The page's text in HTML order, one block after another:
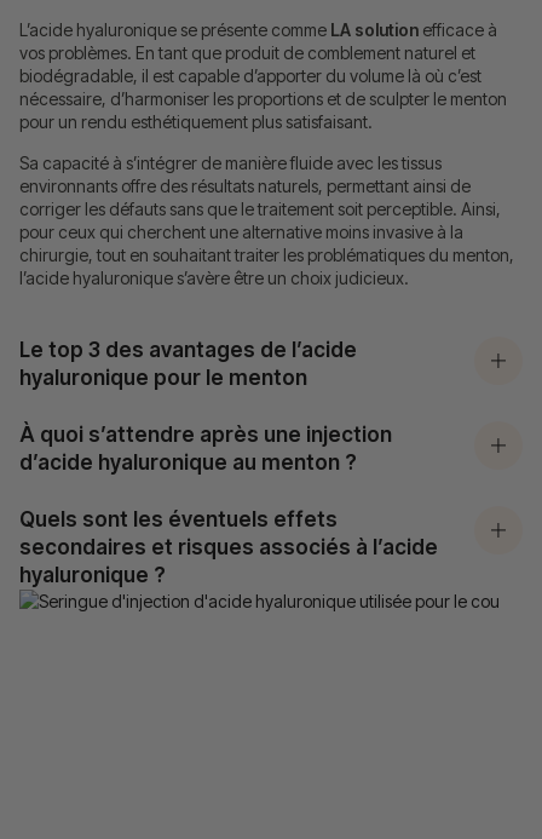
L’acide hyaluronique se présente comme LA solution efficace à
vos problèmes. En tant que produit de comblement naturel et
biodégradable, il est capable d’apporter du volume là où c’est
nécessaire, d’harmoniser les proportions et de sculpter le menton
pour un rendu esthétiquement plus satisfaisant.
Sa capacité à s’intégrer de manière fluide avec les tissus
environnants offre des résultats naturels, permettant ainsi de
corriger les défauts sans que le traitement soit perceptible. Ainsi,
pour ceux qui cherchent une alternative moins invasive à la
chirurgie, tout en souhaitant traiter les problématiques du menton,
l’acide hyaluronique s’avère être un choix judicieux.
Le top 3 des avantages de l’acide
hyaluronique pour le menton
À quoi s’attendre après une injection
d’acide hyaluronique au menton ?
Quels sont les éventuels effets
secondaires et risques associés à l’acide
hyaluronique ?